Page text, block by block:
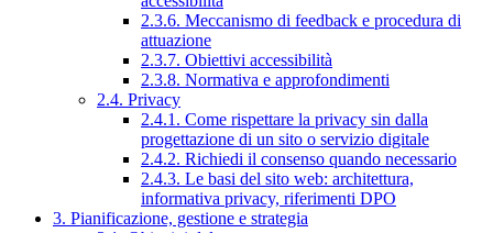
2.3.6. Meccanismo di feedback e procedura di
attuazione
2.3.7. Obiettivi accessibilità
2.3.8. Normativa e approfondimenti
2.4. Privacy
2.4.1. Come rispettare la privacy sin dalla
progettazione di un sito o servizio digitale
2.4.2. Richiedi il consenso quando necessario
2.4.3. Le basi del sito web: architettura,
informativa privacy, riferimenti DPO
3. Pianificazione, gestione e strategia